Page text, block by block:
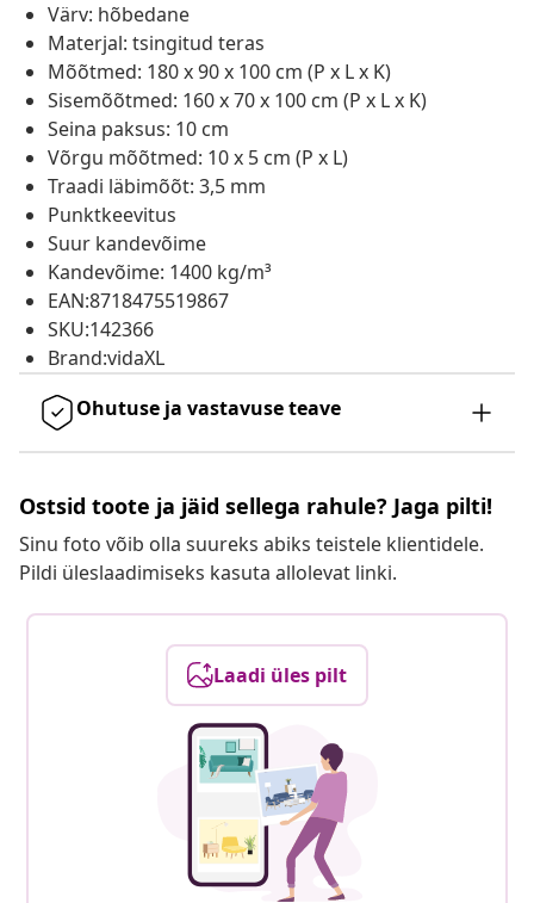
Värv: hõbedane
Materjal: tsingitud teras
Mõõtmed: 180 x 90 x 100 cm (P x L x K)
Sisemõõtmed: 160 x 70 x 100 cm (P x L x K)
Seina paksus: 10 cm
Võrgu mõõtmed: 10 x 5 cm (P x L)
Traadi läbimõõt: 3,5 mm
Punktkeevitus
Suur kandevõime
Kandevõime: 1400 kg/m³
EAN:8718475519867
SKU:142366
Brand:vidaXL
Ohutuse ja vastavuse teave
Ostsid toote ja jäid sellega rahule? Jaga pilti!
Sinu foto võib olla suureks abiks teistele klientidele.
Pildi üleslaadimiseks kasuta allolevat linki.
Laadi üles pilt